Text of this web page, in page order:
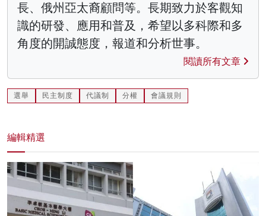
長、俄州亞太裔顧問等。長期致力於客觀知
識的研發、應用和普及，希望以多科際和多
角度的開誠態度，報道和分析世事。
閱讀所有文章
選舉 民主制度 代議制 分權 會議規則
編輯精選